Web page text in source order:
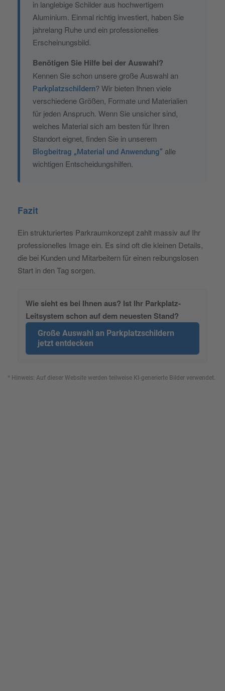
in langlebige Schilder aus hochwertigem
Aluminium. Einmal richtig investiert, haben Sie
jahrelang Ruhe und ein professionelles
Erscheinungsbild.
Benötigen Sie Hilfe bei der Auswahl?
Kennen Sie schon unsere große Auswahl an
Parkplatzschildern? Wir bieten Ihnen viele
verschiedene Größen, Formate und Materialien
für jeden Anspruch. Wenn Sie unsicher sind,
welches Material sich am besten für Ihren
Standort eignet, finden Sie in unserem
Blogbeitrag „Material und Anwendung“ alle
wichtigen Entscheidungshilfen.
Fazit
Ein strukturiertes Parkraumkonzept zahlt massiv auf Ihr
professionelles Image ein. Es sind oft die kleinen Details,
die bei Kunden und Mitarbeitern für einen reibungslosen
Start in den Tag sorgen.
Wie sieht es bei Ihnen aus? Ist Ihr Parkplatz-
Leitsystem schon auf dem neuesten Stand?
Große Auswahl an Parkplatzschildern
jetzt entdecken
* Hinweis: Auf dieser Website werden teilweise KI-generierte Bilder verwendet.